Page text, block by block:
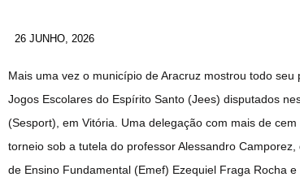
26 JUNHO, 2026
Mais uma vez o município de Aracruz mostrou todo
Jogos Escolares do Espírito Santo (Jees) disputados
(Sesport), em Vitória. Uma delegação com mais de
torneio sob a tutela do professor Alessandro
de Ensino Fundamental (Emef) Ezequiel Fraga Rocha e